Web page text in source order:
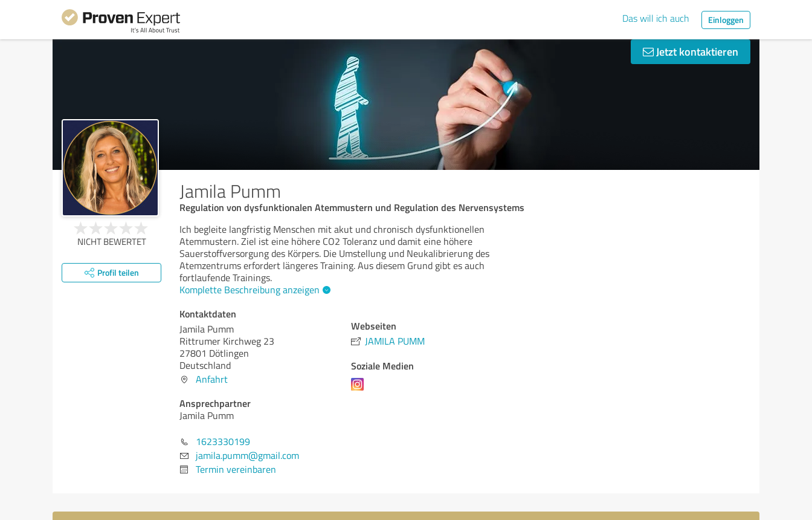
Das will ich auch Einloggen
Jetzt kontaktieren
Jamila Pumm
Regulation von dysfunktionalen Atemmustern und Regulation des Nervensystems
NICHT BEWERTET
Profil teilen
Ich begleite langfristig Menschen mit akut und chronisch dysfunktionellen
Atemmustern. Ziel ist eine höhere CO2 Toleranz und damit eine höhere
Sauerstoffversorgung des Körpers. Die Umstellung und Neukalibrierung des
Atemzentrums erfordert längeres Training. Aus diesem Grund gibt es auch
fortlaufende Trainings.
Komplette Beschreibung anzeigen
Kontaktdaten
Jamila Pumm
Rittrumer Kirchweg 23
27801 Dötlingen
Deutschland
Anfahrt
Ansprechpartner
Jamila Pumm
1623330199
jamila.pumm@gmail.com
Termin vereinbaren
Webseiten
JAMILA PUMM
Soziale Medien